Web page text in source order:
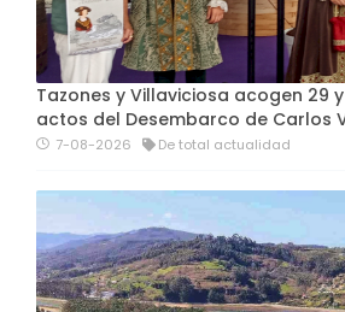
Tazones y Villaviciosa acogen 29
actos del Desembarco de Carlos
7-08-2026 De total actualidad